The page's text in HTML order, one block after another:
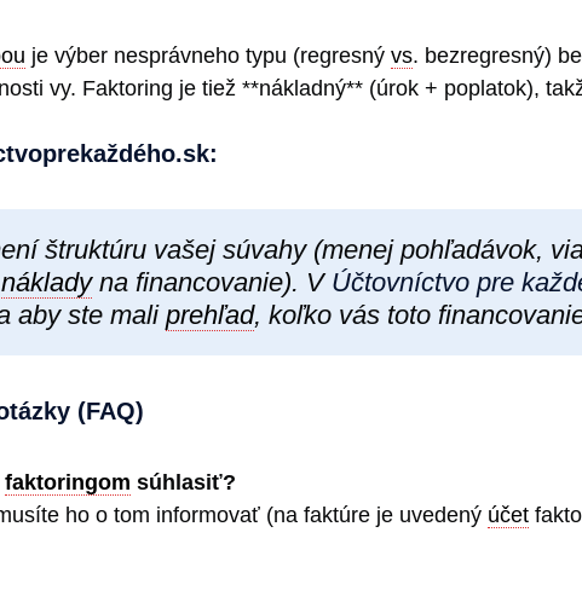
je výber nesprávneho typu (regresný vs. bezregresný)
vy. Faktoring je tiež **nákladný** (úrok + poplatok),
štruktúru vašej súvahy (menej pohľadávok,
nákladyna financovanie). V Účtovníctvo pre
aby ste mali prehľad, koľko vás toto
(FAQ)
faktoringom súhlasiť?
ho o tom informovať (na faktúre je uvedený účet